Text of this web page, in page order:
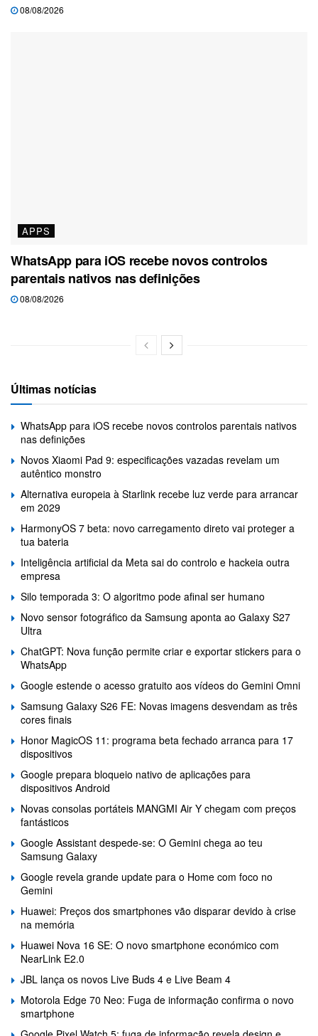
08/08/2026
APPS
WhatsApp para iOS recebe novos controlos
parentais nativos nas definições
08/08/2026
Últimas notícias
WhatsApp para iOS recebe novos controlos parentais nativos
nas definições
Novos Xiaomi Pad 9: especificações vazadas revelam um
autêntico monstro
Alternativa europeia à Starlink recebe luz verde para arrancar
em 2029
HarmonyOS 7 beta: novo carregamento direto vai proteger a
tua bateria
Inteligência artificial da Meta sai do controlo e hackeia outra
empresa
Silo temporada 3: O algoritmo pode afinal ser humano
Novo sensor fotográfico da Samsung aponta ao Galaxy S27
Ultra
ChatGPT: Nova função permite criar e exportar stickers para o
WhatsApp
Google estende o acesso gratuito aos vídeos do Gemini Omni
Samsung Galaxy S26 FE: Novas imagens desvendam as três
cores finais
Honor MagicOS 11: programa beta fechado arranca para 17
dispositivos
Google prepara bloqueio nativo de aplicações para
dispositivos Android
Novas consolas portáteis MANGMI Air Y chegam com preços
fantásticos
Google Assistant despede-se: O Gemini chega ao teu
Samsung Galaxy
Google revela grande update para o Home com foco no
Gemini
Huawei: Preços dos smartphones vão disparar devido à crise
na memória
Huawei Nova 16 SE: O novo smartphone económico com
NearLink E2.0
JBL lança os novos Live Buds 4 e Live Beam 4
Motorola Edge 70 Neo: Fuga de informação confirma o novo
smartphone